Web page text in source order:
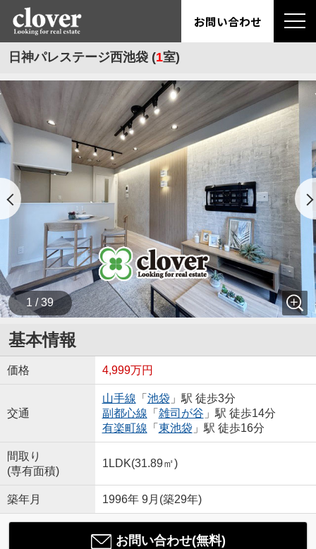
お問い合わせ
日神パレステージ西池袋 (1室)
1 / 39
基本情報
価格 4,999万円
交通
山手線 「 池袋 」駅 徒歩3分
副都心線 「 雑司が谷 」駅 徒歩14分
有楽町線 「 東池袋 」駅 徒歩16分
間取り
(専有面積)
1LDK(31.89㎡)
築年月 1996年 9月(築29年)
お問い合わせ(無料)